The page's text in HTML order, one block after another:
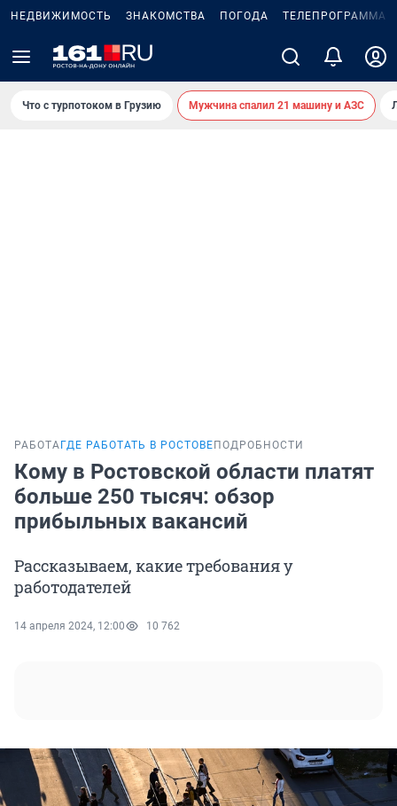
НЕДВИЖИМОСТЬ ЗНАКОМСТВА ПОГОДА ТЕЛЕПРОГРАММА
Что с турпотоком в Грузию Мужчина спалил 21 машину и АЗС
РАБОТА ГДЕ РАБОТАТЬ В РОСТОВЕ ПОДРОБНОСТИ
Кому в Ростовской области платят
больше 250 тысяч: обзор
прибыльных вакансий
Рассказываем, какие требования у
работодателей
14 апреля 2024, 12:00 10 762